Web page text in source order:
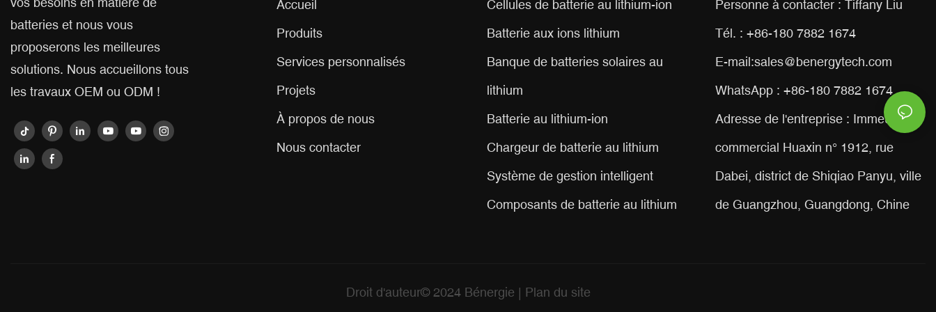
batteries et nous vous
proposerons les meilleures
solutions. Nous accueillons tous
les travaux OEM ou ODM !
Accueil
Produits
Services personnalisés
Projets
À propos de nous
Nous contacter
Cellules de batterie au lithium-ion
Batterie aux ions lithium
Banque de batteries solaires au
lithium
Batterie au lithium-ion
Chargeur de batterie au lithium
Système de gestion intelligent
Composants de batterie au lithium
Personne à contacter : Tiffany Liu
Tél. : +86-180 7882 1674
E-mail:sales@benergytech.com
WhatsApp : +86-180 7882 1674
Adresse de l'entreprise : Immeuble
commercial Huaxin n° 1912, rue
Dabei, district de Shiqiao Panyu, ville
de Guangzhou, Guangdong, Chine
Droit d'auteur© 2024 Bénergie | Plan du site